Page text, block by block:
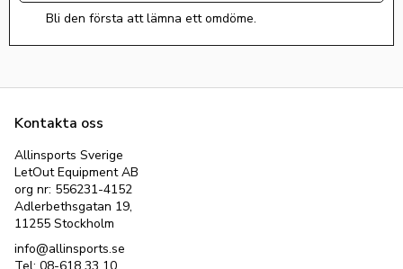
Bli den första att lämna ett omdöme.
Kontakta oss
Allinsports Sverige
LetOut Equipment AB
org nr: 556231-4152
Adlerbethsgatan 19,
11255 Stockholm
info@allinsports.se